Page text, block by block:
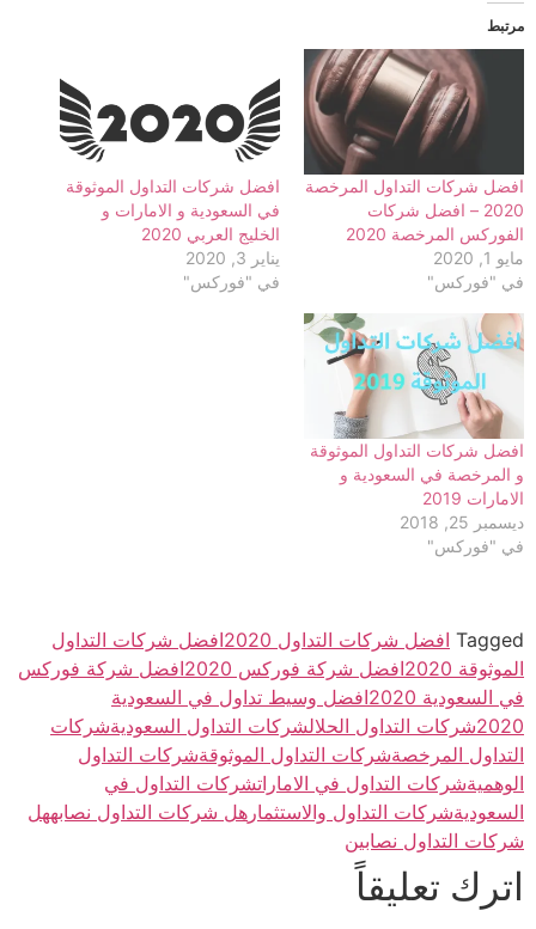
جديدة)
مرتبط
افضل شركات التداول المرخصة
2020 – افضل شركات
الفوركس المرخصة 2020
مايو 1, 2020
في "فوركس"
افضل شركات التداول الموثوقة
في السعودية و الامارات و
الخليج العربي 2020
يناير 3, 2020
في "فوركس"
افضل شركات التداول الموثوقة
و المرخصة في السعودية و
الامارات 2019
ديسمبر 25, 2018
في "فوركس"
Tagged افضل شركات التداول 2020
افضل شركات التداول
الموثوقة 2020
افضل شركة فوركس 2020
افضل شركة فوركس
في السعودية 2020
افضل وسيط تداول في السعودية
2020شركات التداول الحلالشركات التداول السعوديةشركات
التداول المرخصةشركات التداول الموثوقةشركات التداول
الوهميةشركات التداول في الاماراتشركات التداول في
السعوديةشركات التداول والاستثمار هل شركات التداول نصابههل
شركات التداول نصابين
اترك تعليقاً